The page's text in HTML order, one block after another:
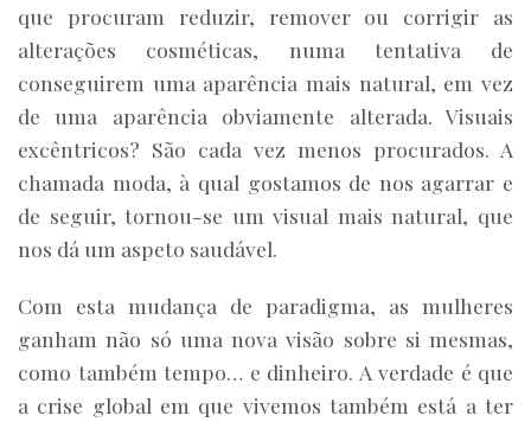
que procuram reduzir, remover ou corrigir as
alterações cosméticas, numa tentativa de
conseguirem uma aparência mais natural, em vez
de uma aparência obviamente alterada. Visuais
excêntricos? São cada vez menos procurados. A
chamada moda, à qual gostamos de nos agarrar e
de seguir, tornou-se um visual mais natural, que
nos dá um aspeto saudável.
Com esta mudança de paradigma, as mulheres
ganham não só uma nova visão sobre si mesmas,
como também tempo… e dinheiro. A verdade é que
a crise global em que vivemos também está a ter